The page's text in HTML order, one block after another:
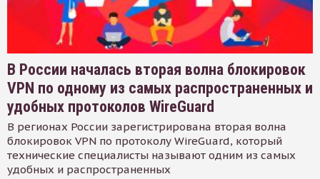
В России началась вторая волна блокировок
VPN по одному из самых распространенных и
удобных протоколов WireGuard
В регионах России зарегистрирована вторая волна
блокировок VPN по протоколу WireGuard, который
технические специалисты называют одним из самых
удобных и распространенных